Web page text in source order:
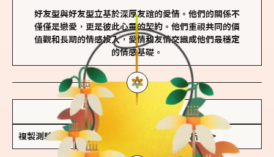
好友型與好友型立基於深厚友誼的愛情。他們的關係不
僅僅是戀愛，更是彼此心靈的契約。他們重視共同的價
值觀和長期的情感投入，愛情和友情交織成他們最穩定
的情感基礎。
複製測驗連結 查看香氛類型全解析 >>>